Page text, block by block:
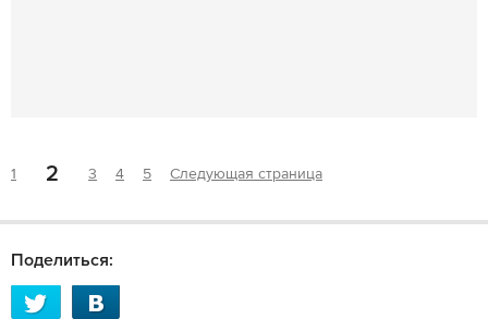
1 2 3 4 5 Следующая страница
Поделиться: